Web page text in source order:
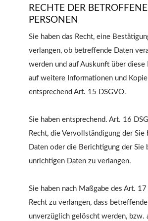
RECHTE DER
PERSONEN
Sie haben das Recht, eine
verlangen, ob betreffende Daten
werden und auf Auskunft über diese
auf weitere Informationen und
entsprechend Art. 15 DSGVO.
Sie haben entsprechend. Art. 16
Recht, die Vervollständigung der Sie
Daten oder die Berichtigung der Sie
unrichtigen Daten zu verlangen.
Sie haben nach Maßgabe des Art. 17
Recht zu verlangen, dass
unverzüglich gelöscht werden, bzw.